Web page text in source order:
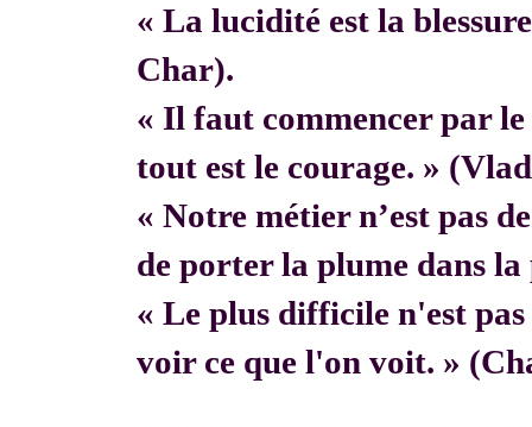
« La lucidité est la
Char).
« Il faut commencer par le
tout est le courage. »
« Notre métier n’est pas
de porter la plume dans
« Le plus difficile n'est
voir ce que l'on voit. »